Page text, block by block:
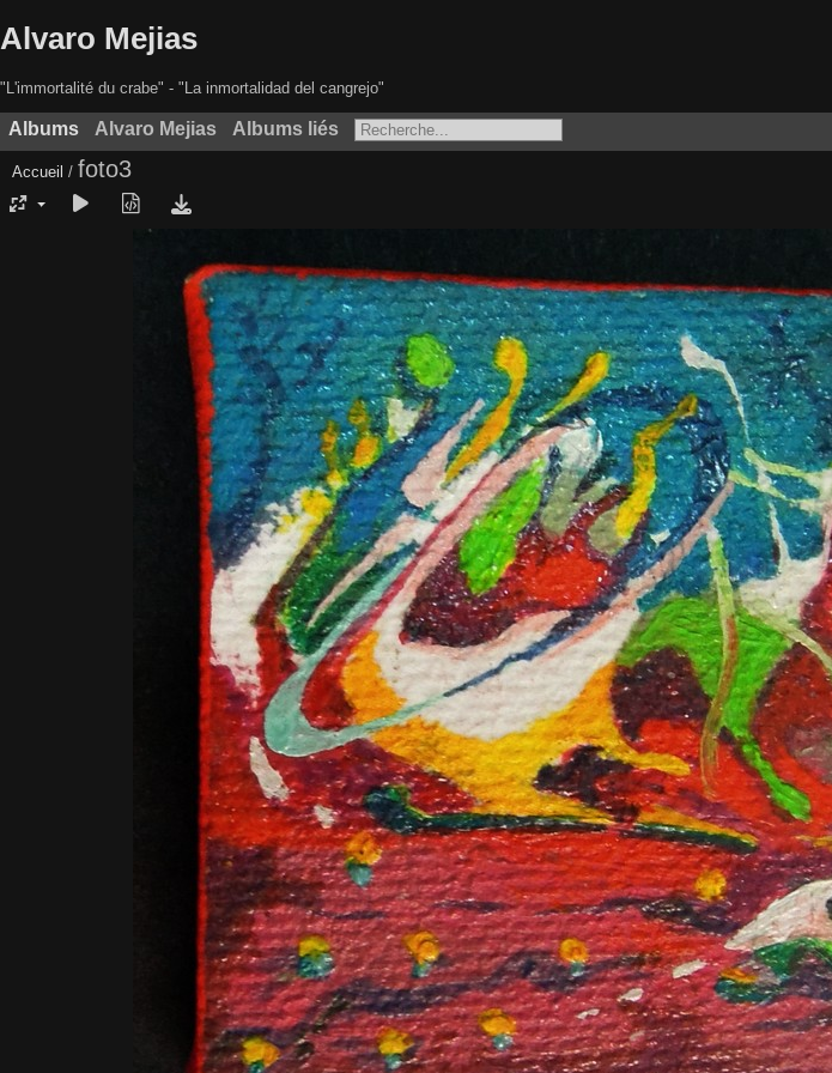
Alvaro Mejias
"L'immortalité du crabe" - "La inmortalidad del cangrejo"
Albums Alvaro Mejias Albums liés
Accueil / foto3